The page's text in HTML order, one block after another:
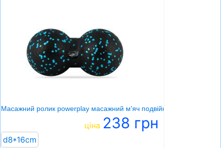
Масажний ролик powerplay масажний м'яч подвійний
ціна 238 грн
d8*16cm